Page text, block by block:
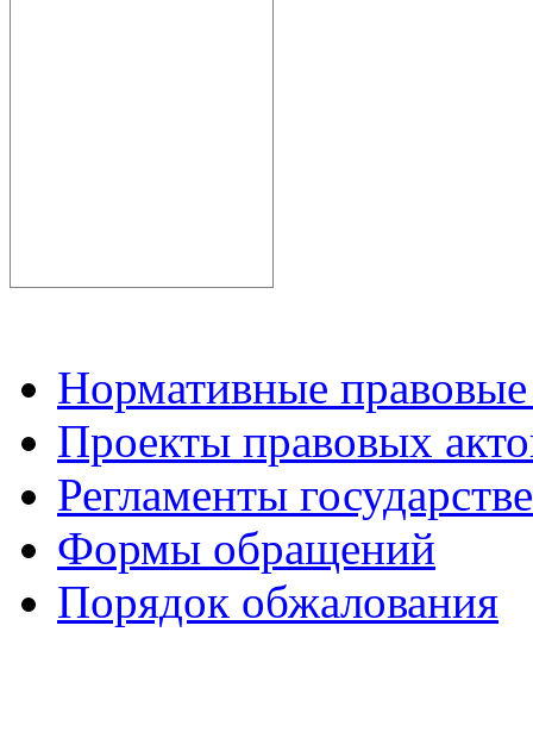
Нормативные
Проекты правовых
Регламенты
Формы обращений
Порядок обжалования